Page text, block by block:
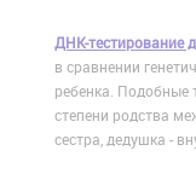
ДНК-тестирование
в сравнении
ребенка. Подобные
степени родства
сестра, дедушка -